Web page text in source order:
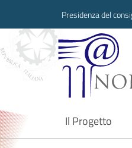
Presidenza del
Il Progetto
current